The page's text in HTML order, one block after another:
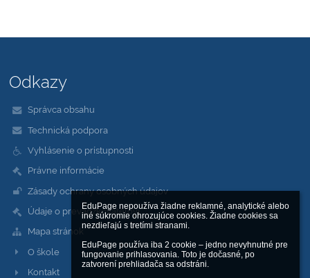
EduPage nepoužíva žiadne reklamné, analytické alebo
iné súkromie ohrozujúce cookies. Žiadne cookies sa
nezdieľajú s tretími stranami.
EduPage používa iba 2 cookie – jedno nevyhnutné pre
fungovanie prihlasovania. Toto je dočasné, po
zatvorení prehliadača sa odstráni.
Odkazy
Správca obsahu
Technická podpora
Vyhlásenie o prístupnosti
Právne informácie
Zásady ochrany osobných údajov
Údaje o prevádzkovateľovi
Mapa stránok
O škole
Kontakt